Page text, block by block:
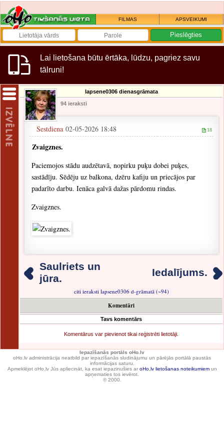
FILMAS APSVEIKUMI
Lai lietošana būtu ērtāka, lūdzu, pagriez savu
tālruni!
lapsene0306 dienasgrāmata
94 ieraksti
Sestdiena02-05-2026 18:48 18
Zvaigznes.
Paciemojos stādu audzētavā, nopirku puķu dobei puķes,
sastādīju. Sēdēju uz balkona, dzēru kafiju un priecājos par
padarīto darbu. Ienāca galvā dažas pārdomu rindas.
Zvaigznes.
Saulriets un
jūra.
Iedalījums.
citi ieraksti lapsene0306 d-grāmatā (~94)
Komentāri
Tavs komentārs
Komentārus var pievienot tikai reģistrēti lietotāji.
Iepazīšanās portāls oHo.lv
oHo.lv administrācija neatbild par iepazīšanās sludinājumu un pārējās portālā paustās
informācijas saturu.
Apmeklējot oHo.lv Jūs apliecināt, ka esat iepazinušies ar oHo.lv lietošanas noteikumiemun
apņematies tos ievērot.
© 2000.